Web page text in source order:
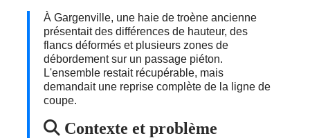
À Gargenville, une haie de troène ancienne
présentait des différences de hauteur, des
flancs déformés et plusieurs zones de
débordement sur un passage piéton.
L'ensemble restait récupérable, mais
demandait une reprise complète de la ligne de
coupe.
Contexte et problème